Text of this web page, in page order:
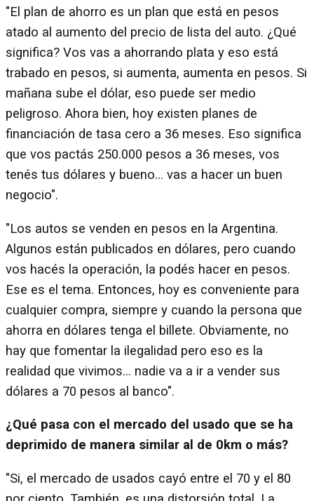
"El plan de ahorro es un plan que está en pesos
atado al aumento del precio de lista del auto. ¿Qué
significa? Vos vas a ahorrando plata y eso está
trabado en pesos, si aumenta, aumenta en pesos. Si
mañana sube el dólar, eso puede ser medio
peligroso. Ahora bien, hoy existen planes de
financiación de tasa cero a 36 meses. Eso significa
que vos pactás 250.000 pesos a 36 meses, vos
tenés tus dólares y bueno… vas a hacer un buen
negocio".
"Los autos se venden en pesos en la Argentina.
Algunos están publicados en dólares, pero cuando
vos hacés la operación, la podés hacer en pesos.
Ese es el tema. Entonces, hoy es conveniente para
cualquier compra, siempre y cuando la persona que
ahorra en dólares tenga el billete. Obviamente, no
hay que fomentar la ilegalidad pero eso es la
realidad que vivimos… nadie va a ir a vender sus
dólares a 70 pesos al banco".
¿Qué pasa con el mercado del usado que se ha
deprimido de manera similar al de 0km o más?
"Si, el mercado de usados cayó entre el 70 y el 80